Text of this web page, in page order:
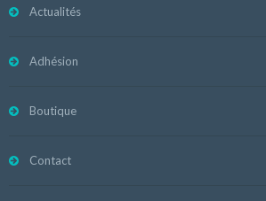
Actualités
Adhésion
Boutique
Contact